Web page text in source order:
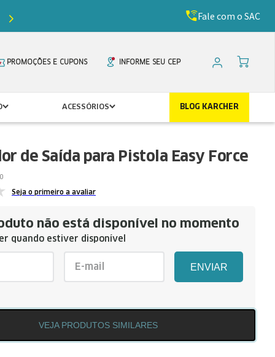
de desconto com o cupomFale com o SAC
PROMOÇÕES E CUPONS INFORME SEU CEP
ACESSÓRIOS BLOG KARCHER
de Saída para Pistola Easy Force
Seja o primeiro a avaliar
não está disponível no momento
quando estiver disponível
ENVIAR
VEJA PRODUTOS SIMILARES